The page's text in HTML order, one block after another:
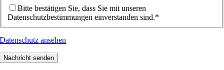
Bitte bestätigen Sie, dass Sie mit unseren
Datenschutzbestimmungen einverstanden sind.*
Datenschutz ansehen
Nachricht senden